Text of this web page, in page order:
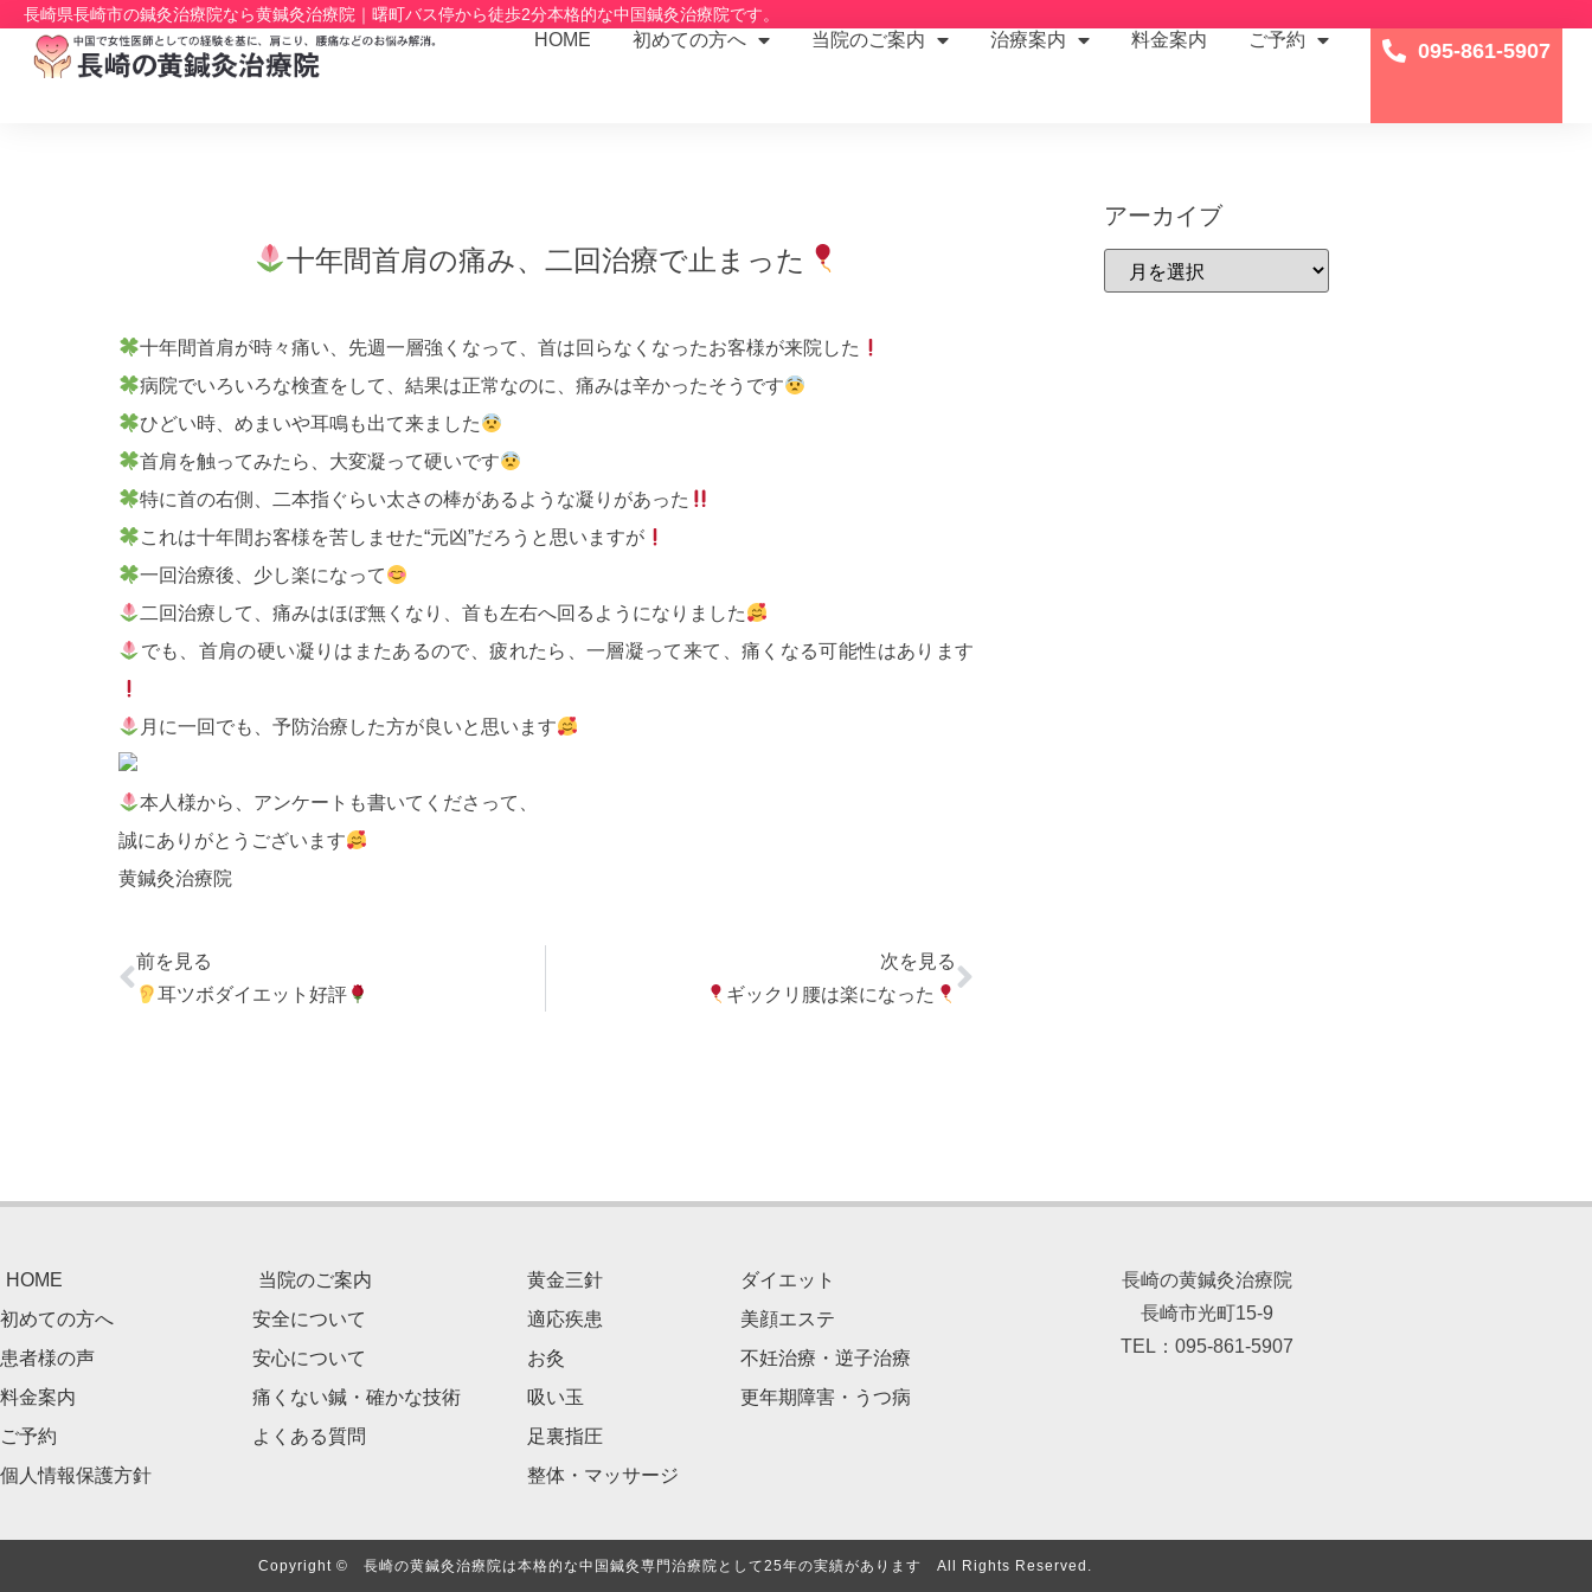
長崎県長崎市の鍼灸治療院なら黄鍼灸治療院｜曙町バス停から徒歩2分本格的な中国鍼灸治療院です。
095-861-5907
HOME 初めての方へ 当院のご案内 治療案内 料金案内 ご予約
十年間首肩の痛み、二回治療で止まった
十年間首肩が時々痛い、先週一層強くなって、首は回らなくなったお客様が来院した
病院でいろいろな検査をして、結果は正常なのに、痛みは辛かったそうです
ひどい時、めまいや耳鳴も出て来ました
首肩を触ってみたら、大変凝って硬いです
特に首の右側、二本指ぐらい太さの棒があるような凝りがあった
これは十年間お客様を苦しませた“元凶”だろうと思いますが
一回治療後、少し楽になって
二回治療して、痛みはほぼ無くなり、首も左右へ回るようになりました
でも、首肩の硬い凝りはまたあるので、疲れたら、一層凝って来て、痛くなる可能性はあります
月に一回でも、予防治療した方が良いと思います
本人様から、アンケートも書いてくださって、
誠にありがとうございます
黄鍼灸治療院
前を見る
耳ツボダイエット好評
次を見る
ギックリ腰は楽になった
アーカイブ
HOME
初めての方へ
患者様の声
料金案内
ご予約
個人情報保護方針
当院のご案内
安全について
安心について
痛くない鍼・確かな技術
よくある質問
黄金三針
適応疾患
お灸
吸い玉
足裏指圧
整体・マッサージ
ダイエット
美顔エステ
不妊治療・逆子治療
更年期障害・うつ病
長崎の黄鍼灸治療院
長崎市光町15-9
TEL：095-861-5907
Copyright © 長崎の黄鍼灸治療院は本格的な中国鍼灸専門治療院として25年の実績があります All Rights Reserved.